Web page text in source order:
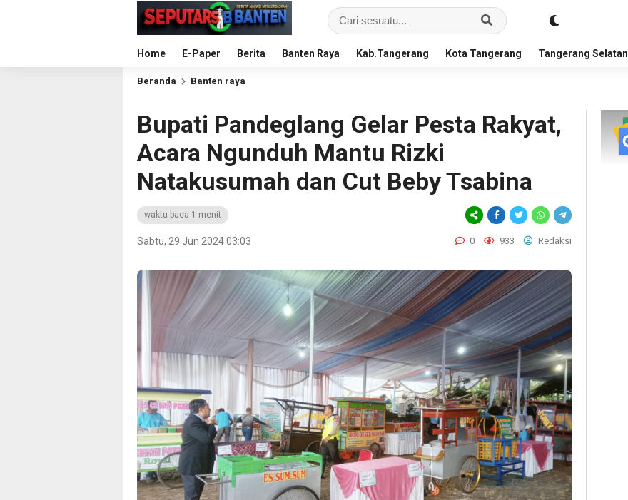
Home E-Paper Berita Banten Raya Kab.Tangerang Kota Tangerang Tangerang Selatan
Beranda Banten raya
Bupati Pandeglang Gelar Pesta Rakyat,
Acara Ngunduh Mantu Rizki
Natakusumah dan Cut Beby Tsabina
waktu baca 1 menit
Sabtu, 29 Jun 2024 03:03 0 933 Redaksi